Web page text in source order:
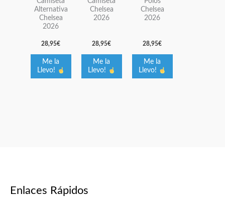
Alternativa
Chelsea
2026
28,95€
Me la
Llevo!
variantes.
Las
se
pueden
elegir
Chelsea
2026
28,95€
Me la
Llevo!
variantes.
Las
se
pueden
elegir
Chelsea
2026
28,95€
Me la
Llevo!
variantes.
Las
se
pueden
elegir
Enlaces Rápidos